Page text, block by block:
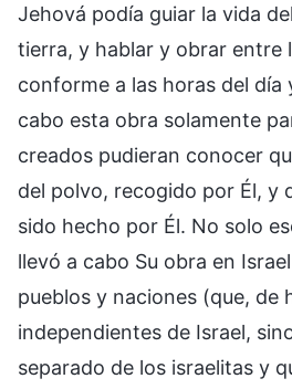
Jehová podía guiar la vida
tierra, y hablar y obrar entre
conforme a las horas del día
cabo esta obra solamente
creados pudieran conocer
del polvo, recogido por Él, y
sido hecho por Él. No solo
llevó a cabo Su obra en
pueblos y naciones (que, de
independientes de Israel,
separado de los israelitas y